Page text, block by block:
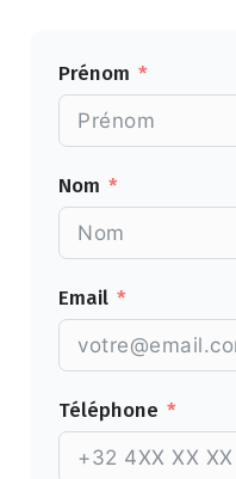
Prénom
Nom
Email
Téléphone